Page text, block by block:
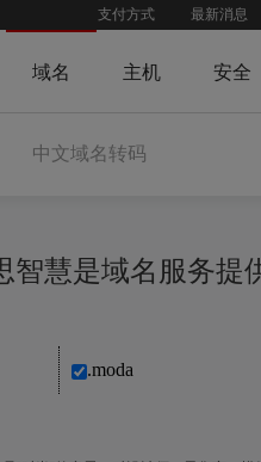
最新消息
支付方式
域名 主机 安全
中文域名转码
智慧是域名服务
.moda